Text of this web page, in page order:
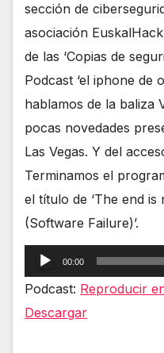
sección de
asociación
de las ‘Copias de
Podcast ‘el iphone de
hablamos de la baliza
pocas novedades
Las Vegas. Y del
Terminamos el
el título de ‘The end is
(Software Failure)’.
Reproductor
de
audio
00:00
Podcast: Reproducir
Descargar